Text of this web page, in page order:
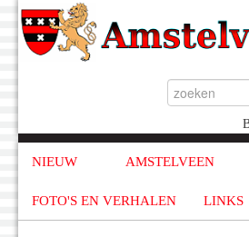
NIEUW AMSTELVEEN
FOTO'S EN VERHALEN LINKS